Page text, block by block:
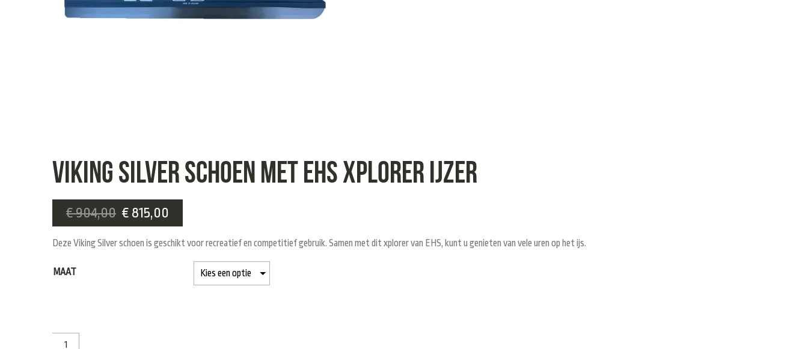
VIKING SILVER SCHOEN MET EHS XPLORER IJZER
€904,00 € 815,00
Deze Viking Silver schoen is geschikt voor recreatief en competitief gebruik. Samen met dit xplorer van EHS, kunt u genieten van vele uren op het ijs.
MAAT